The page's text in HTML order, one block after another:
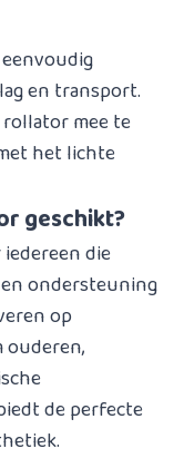
en transport.
mee te
het lichte
geschikt?
die
ondersteuning
op
de perfecte